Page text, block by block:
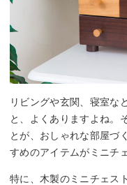
リビングや玄関、寝室な
と、よくありますよね。
とが、おしゃれな部屋づ
すめのアイテムがミニチ
特に、木製のミニチェス